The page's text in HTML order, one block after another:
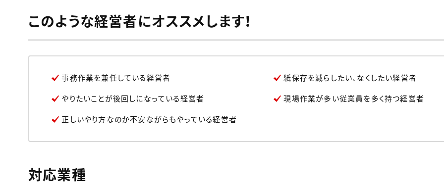
このような経営者にオススメします！
事務作業を兼任している経営者
やりたいことが後回しになっている経営者
正しいやり方なのか不安ながらもやっている経営者
紙保存を減らしたい、なくしたい経営者
現場作業が多い従業員を多く持つ経営者
対応業種